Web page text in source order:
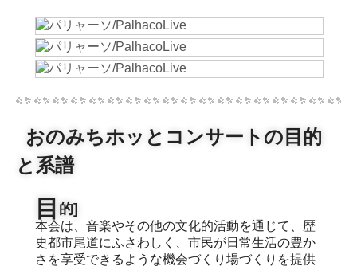
おのみちホッとコンサートの目的
と系譜
目 的]
本会は、音楽やその他の文化的活動を通じて、歴
史都市尾道にふさわしく、市民が日常生活の豊か
さを享受できるような機会づくり場づくりを提供